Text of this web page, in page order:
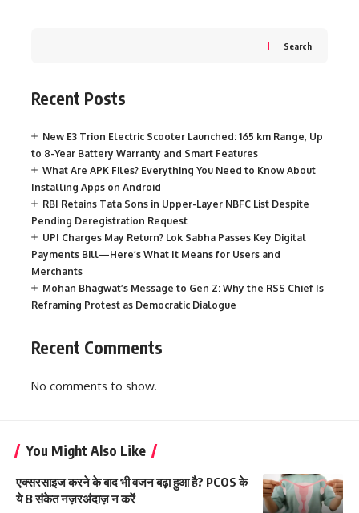
Search
Recent Posts
New E3 Trion Electric Scooter Launched: 165 km Range, Up
to 8-Year Battery Warranty and Smart Features
What Are APK Files? Everything You Need to Know About
Installing Apps on Android
RBI Retains Tata Sons in Upper-Layer NBFC List Despite
Pending Deregistration Request
UPI Charges May Return? Lok Sabha Passes Key Digital
Payments Bill—Here’s What It Means for Users and
Merchants
Mohan Bhagwat’s Message to Gen Z: Why the RSS Chief Is
Reframing Protest as Democratic Dialogue
Recent Comments
No comments to show.
You Might Also Like
एक्सरसाइज करने के बाद भी वजन बढ़ा हुआ है? PCOS के
ये 8 संकेत नज़रअंदाज़ न करें